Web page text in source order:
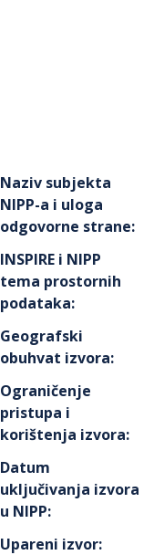
Naziv subjekta
NIPP-a i uloga
odgovorne strane:
INSPIRE i NIPP
tema prostornih
podataka:
Geografski
obuhvat izvora:
Ograničenje
pristupa i
korištenja izvora:
Datum
uključivanja izvora
u NIPP:
Upareni izvor: